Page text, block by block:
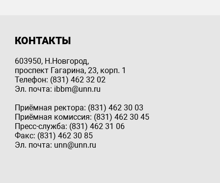
КОНТАКТЫ
603950, Н.Новгород,
проспект Гагарина, 23, корп. 1
Телефон: (831) 462 32 02
Эл. почта: ibbm@unn.ru
Приёмная ректора: (831) 462 30 03
Приёмная комиссия: (831) 462 30 45
Пресс-служба: (831) 462 31 06
Факс: (831) 462 30 85
Эл. почта: unn@unn.ru